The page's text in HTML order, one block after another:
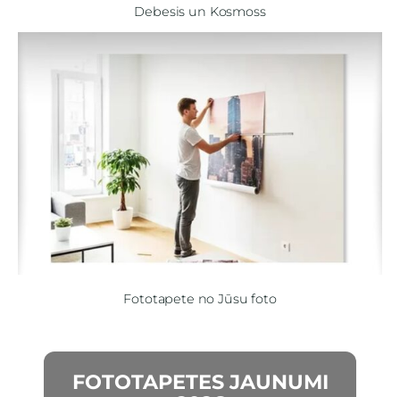
FOTOTAPETES JAUNUMI
Debesis un Kosmoss
Fototapete no Jūsu foto